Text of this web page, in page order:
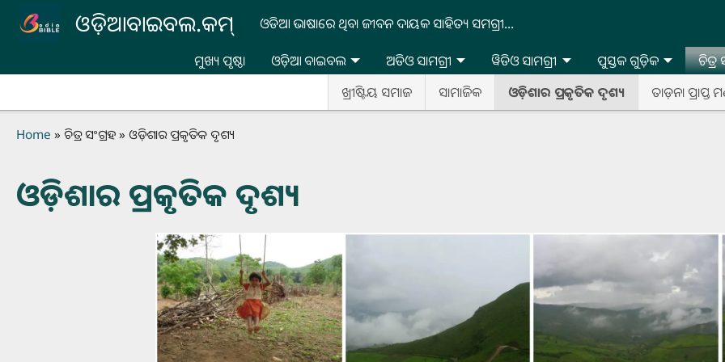
Skip to main contentଓଡ଼ିଆବାଇବଲ.କମ୍ ଓଡିଆ ଭାଷାରେ ଥିବା ଜୀବନ ଦାୟକ ସାହିତ୍ୟ ସମଗ୍ରୀ...
ମୁଖ୍ୟ ପୃଷ୍ଠା ଓଡ଼ିଆ ବାଇବଲ ଅଡିଓ ସାମଗ୍ରୀ ୱିଡିଓ ସାମଗ୍ରୀ ପୁସ୍ତକ ଗୁଡ଼ିକ
ଚିତ୍ର
ଖ୍ରୀଷ୍ଟିୟ ସମାଜ
ସାମାଜିକ ଓଡ଼ିଶାର ପ୍ରକୃତିକ ଦୃଶ୍ୟ ତାଡ଼ନା ପ୍ରାପ୍ତ
Breadcrumb
Home ଚିତ୍ର ସଂଗ୍ରହ ଓଡ଼ିଶାର ପ୍ରକୃତିକ ଦୃଶ୍ୟ
ଓଡ଼ିଶାର ପ୍ରକୃତିକ ଦୃଶ୍ୟ